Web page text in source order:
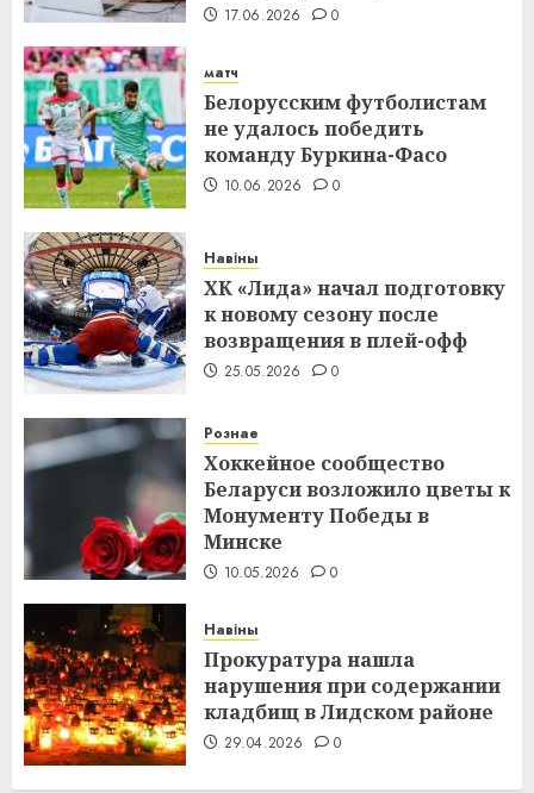
17.06.2026 0
матч
Белорусским футболистам
не удалось победить
команду Буркина-Фасо
10.06.2026 0
Навіны
ХК «Лида» начал подготовку
к новому сезону после
возвращения в плей-офф
25.05.2026 0
Рознае
Хоккейное сообщество
Беларуси возложило цветы к
Монументу Победы в
Минске
10.05.2026 0
Навіны
Прокуратура нашла
нарушения при содержании
кладбищ в Лидском районе
29.04.2026 0